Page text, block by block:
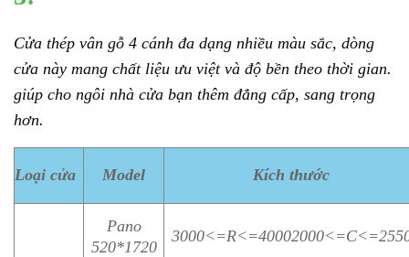
Cửa thép vân gỗ 4 cánh đa dạng nhiều màu sắc, dòng
cửa này mang chất liệu ưu việt và độ bền theo thời gian.
giúp cho ngôi nhà cửa bạn thêm đẳng cấp, sang trọng
hơn.
Loại cửa Model Kích thước
Pano
520*1720